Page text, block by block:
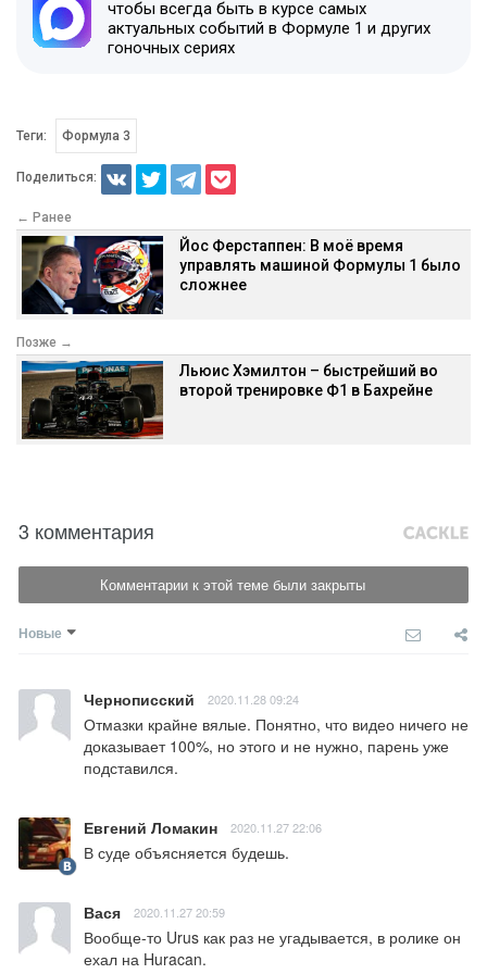
чтобы всегда быть в курсе самых
актуальных событий в Формуле 1 и других
гоночных сериях
Теги: Формула 3
Поделиться:
← Ранее
Йос Ферстаппен: В моё время
управлять машиной Формулы 1 было
сложнее
Позже →
Льюис Хэмилтон – быстрейший во
второй тренировке Ф1 в Бахрейне
3 комментария
Комментарии к этой теме были закрыты
Новые
Чернописский 2020.11.28 09:24
Отмазки крайне вялые. Понятно, что видео ничего не
доказывает 100%, но этого и не нужно, парень уже
подставился.
Евгений Ломакин 2020.11.27 22:06
В суде объясняется будешь.
Вася 2020.11.27 20:59
Вообще-то Urus как раз не угадывается, в ролике он
ехал на Huracan.